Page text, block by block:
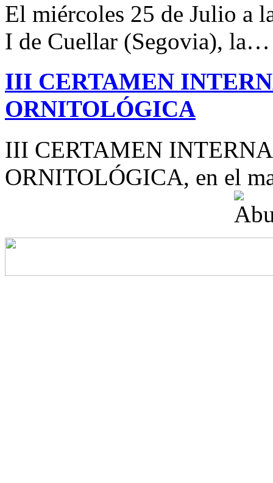
El miércoles 25 de Julio a
I de Cuellar (Segovia), la…
III CERTAMEN
ORNITOLÓGICA
III CERTAMEN
ORNITOLÓGICA, en el